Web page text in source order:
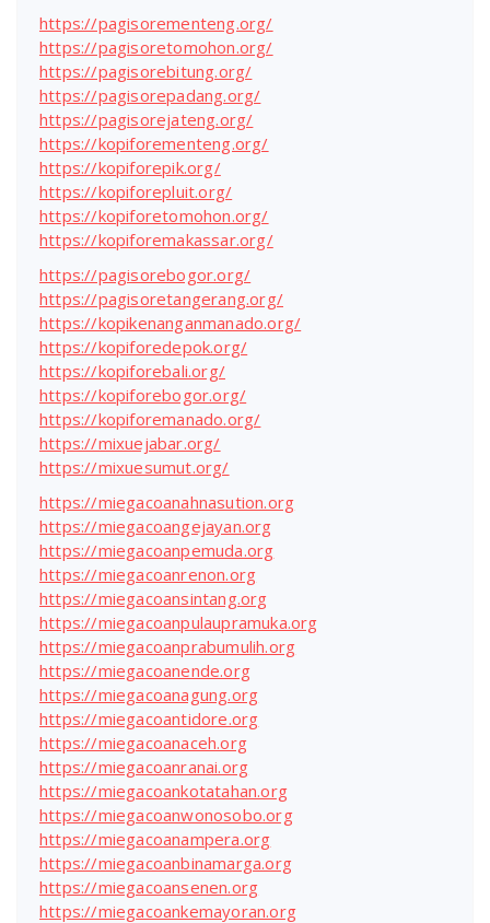
https://pagisorementeng.org/
https://pagisoretomohon.org/
https://pagisorebitung.org/
https://pagisorepadang.org/
https://pagisorejateng.org/
https://kopiforementeng.org/
https://kopiforepik.org/
https://kopiforepluit.org/
https://kopiforetomohon.org/
https://kopiforemakassar.org/
https://pagisorebogor.org/
https://pagisoretangerang.org/
https://kopikenanganmanado.org/
https://kopiforedepok.org/
https://kopiforebali.org/
https://kopiforebogor.org/
https://kopiforemanado.org/
https://mixuejabar.org/
https://mixuesumut.org/
https://miegacoanahnasution.org
https://miegacoangejayan.org
https://miegacoanpemuda.org
https://miegacoanrenon.org
https://miegacoansintang.org
https://miegacoanpulaupramuka.org
https://miegacoanprabumulih.org
https://miegacoanende.org
https://miegacoanagung.org
https://miegacoantidore.org
https://miegacoanaceh.org
https://miegacoanranai.org
https://miegacoankotatahan.org
https://miegacoanwonosobo.org
https://miegacoanampera.org
https://miegacoanbinamarga.org
https://miegacoansenen.org
https://miegacoankemayoran.org